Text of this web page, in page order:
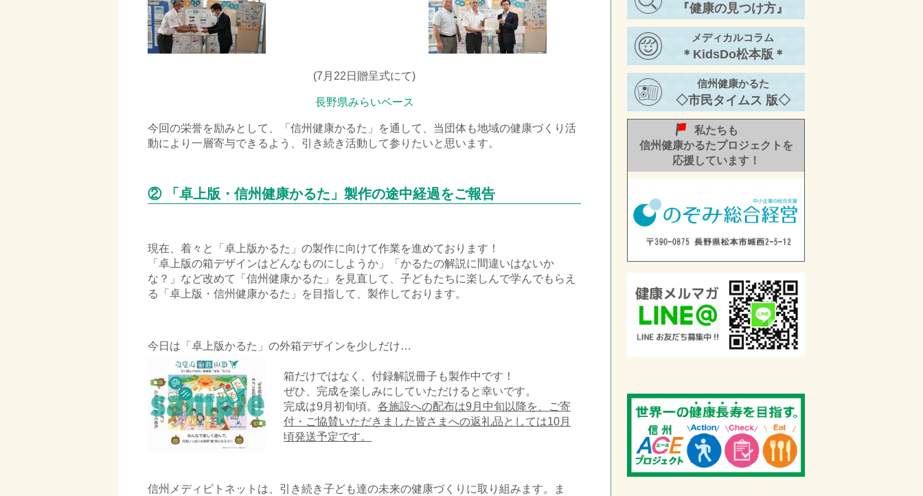
(7月22日贈呈式にて)
長野県みらいベース
今回の栄誉を励みとして、「信州健康かるた」を通して、当団体も地域の健康づくり活
動により一層寄与できるよう、引き続き活動して参りたいと思います。
② 「卓上版・信州健康かるた」製作の途中経過をご報告
現在、着々と「卓上版かるた」の製作に向けて作業を進めております！
「卓上版の箱デザインはどんなものにしようか」「かるたの解説に間違いはないか
な？」など改めて「信州健康かるた」を見直して、子どもたちに楽しんで学んでもらえ
る「卓上版・信州健康かるた」を目指して、製作しております。
今日は「卓上版かるた」の外箱デザインを少しだけ…
箱だけではなく、付録解説冊子も製作中です！
ぜひ、完成を楽しみにしていただけると幸いです。
完成は9月初旬頃。 各施設への配布は9月中旬以降を、ご寄
付・ご協賛いただきました皆さまへの返礼品としては10月
頃発送予定です。
信州メディビトネットは、引き続き子ども達の未来の健康づくりに取り組みます。ま
年 春号ーをお届けし
ます。
22/11/30
信州メディビトネット
活動レポートー2022
年 秋号②ーをお届け
します。
『健康の見つけ方』
メディカルコラム
＊KidsDo松本版＊
信州健康かるた
◇市民タイムス 版◇
私たちも
信州健康かるたプロジェクトを
応援しています！